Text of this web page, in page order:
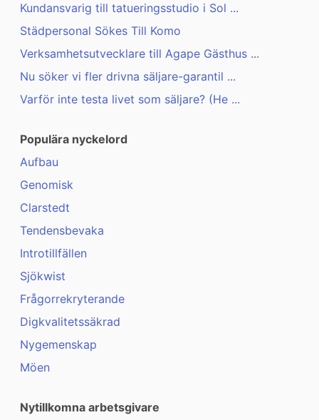
Kundansvarig till tatueringsstudio i Sol ...
Städpersonal Sökes Till Komo
Verksamhetsutvecklare till Agape Gästhus ...
Nu söker vi fler drivna säljare-garantil ...
Varför inte testa livet som säljare? (He ...
Populära nyckelord
Aufbau
Genomisk
Clarstedt
Tendensbevaka
Introtillfällen
Sjökwist
Frågorrekryterande
Digkvalitetssäkrad
Nygemenskap
Möen
Nytillkomna arbetsgivare